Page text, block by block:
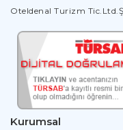
Oteldenal Turizm
Kurumsal